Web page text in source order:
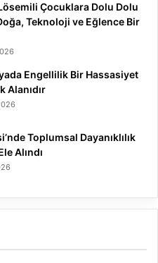
Çocuklara Dolu Dolu
Teknoloji ve Eğlence Bir
Engellilik Bir Hassasiyet
Alanıdır
Toplumsal Dayanıklılık
Alındı